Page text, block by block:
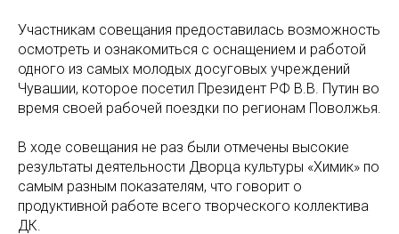
Участникам совещания предоставилась возможность
осмотреть и ознакомиться с оснащением и работой
одного из самых молодых досуговых учреждений
Чувашии, которое посетил Президент РФ В.В. Путин во
время своей рабочей поездки по регионам Поволжья.
В ходе совещания не раз были отмечены высокие
результаты деятельности Дворца культуры «Химик» по
самым разным показателям, что говорит о
продуктивной работе всего творческого коллектива
ДК.